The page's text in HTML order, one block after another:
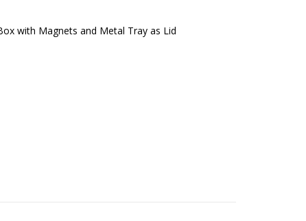
with Magnets and Metal Tray as Lid